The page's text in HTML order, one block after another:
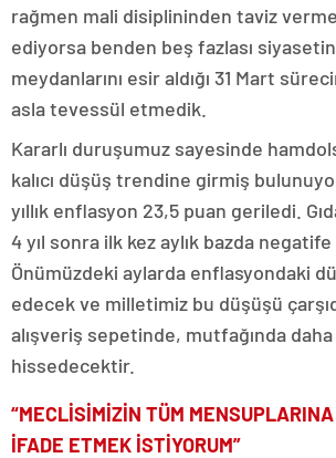
rağmen mali disiplininden taviz
ediyorsa benden beş fazlası
meydanlarını esir aldığı 31 Mart
asla tevessül etmedik.
Kararlı duruşumuz sayesinde
kalıcı düşüş trendine girmiş
yıllık enflasyon 23,5 puan geriledi.
4 yıl sonra ilk kez aylık bazda negatife
Önümüzdeki aylarda enflasyondaki
edecek ve milletimiz bu düşüşü
alışveriş sepetinde, mutfağında
hissedecektir.
“MECLİSİMİZİN TÜM
İFADE ETMEK İSTİYORUM”